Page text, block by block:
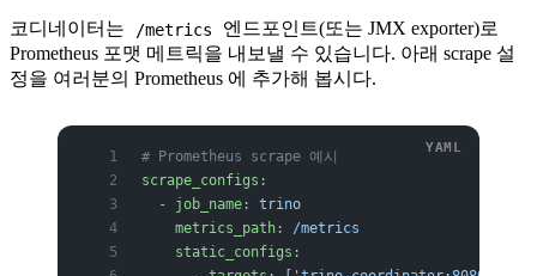
코디네이터는 /metrics
엔드포인트(또는 JMX exporter)로
Prometheus 포맷 메트릭을 내보낼 수 있습니다. 아래 scrape 설
정을 여러분의 Prometheus 에 추가해 봅시다.
# Prometheus scrape 예시
scrape_configs :
  -
job_name : trino
    metrics_path
: /metrics
    static_configs
: